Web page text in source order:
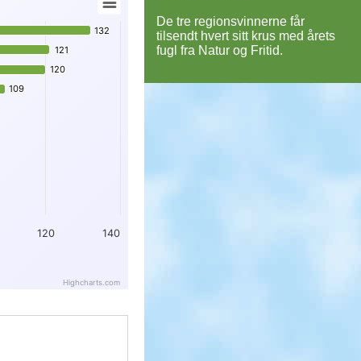
De tre regionsvinnerne får
tilsendt hvert sitt krus med årets
fugl fra Natur og Fritid.
132
132
121
121
120
120
109
109
120 140
Highcharts.com